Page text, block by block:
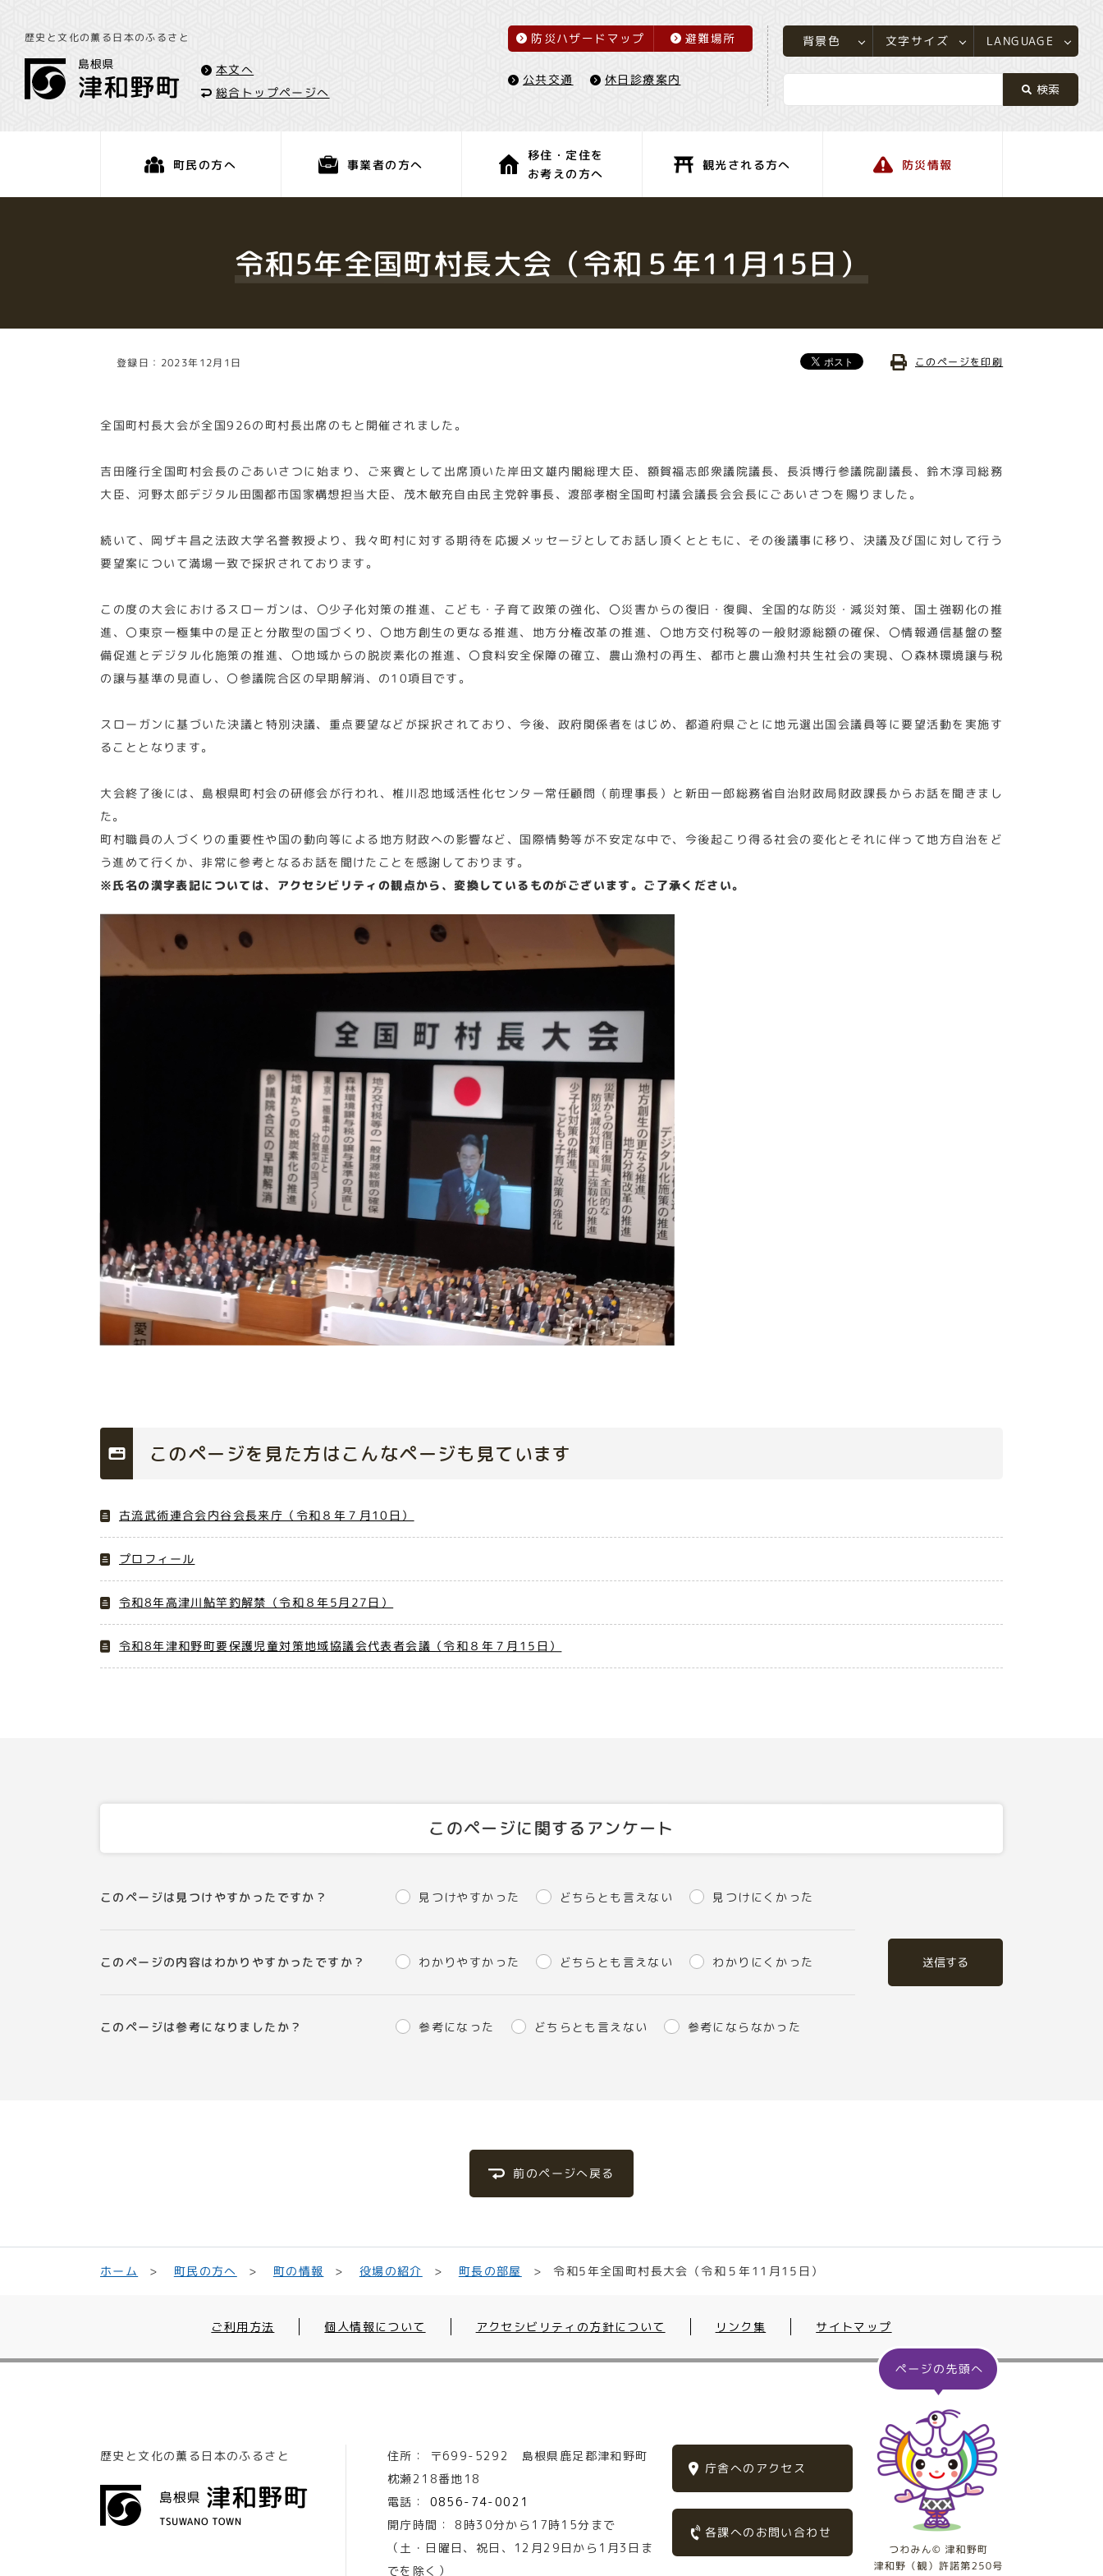
歴史と文化の薫る日本のふるさと
本文へ
総合トップページへ
防災ハザードマップ 避難場所
公共交通 休日診療案内
背景色 文字サイズ LANGUAGE
町民の方へ 事業者の方へ
移住・定住を
お考えの方へ
観光される方へ 防災情報
令和5年全国町村長大会（令和５年11月15日）
登録日：2023年12月1日 このページを印刷
全国町村長大会が全国926の町村長出席のもと開催されました。
吉田隆行全国町村会長のごあいさつに始まり、ご来賓として出席頂いた岸田文雄内閣総理大臣、額賀福志郎衆議院議長、長浜博行参議院副議長、鈴木淳司総務
大臣、河野太郎デジタル田園都市国家構想担当大臣、茂木敏充自由民主党幹事長、渡部孝樹全国町村議会議長会会長にごあいさつを賜りました。
続いて、岡ザキ昌之法政大学名誉教授より、我々町村に対する期待を応援メッセージとしてお話し頂くとともに、その後議事に移り、決議及び国に対して行う
要望案について満場一致で採択されております。
この度の大会におけるスローガンは、〇少子化対策の推進、こども・子育て政策の強化、〇災害からの復旧・復興、全国的な防災・減災対策、国土強靭化の推
進、〇東京一極集中の是正と分散型の国づくり、〇地方創生の更なる推進、地方分権改革の推進、〇地方交付税等の一般財源総額の確保、〇情報通信基盤の整
備促進とデジタル化施策の推進、〇地域からの脱炭素化の推進、〇食料安全保障の確立、農山漁村の再生、都市と農山漁村共生社会の実現、〇森林環境譲与税
の譲与基準の見直し、〇参議院合区の早期解消、の10項目です。
スローガンに基づいた決議と特別決議、重点要望などが採択されており、今後、政府関係者をはじめ、都道府県ごとに地元選出国会議員等に要望活動を実施す
ることとなります。
大会終了後には、島根県町村会の研修会が行われ、椎川忍地域活性化センター常任顧問（前理事長）と新田一郎総務省自治財政局財政課長からお話を聞きまし
た。
町村職員の人づくりの重要性や国の動向等による地方財政への影響など、国際情勢等が不安定な中で、今後起こり得る社会の変化とそれに伴って地方自治をど
う進めて行くか、非常に参考となるお話を聞けたことを感謝しております。
※氏名の漢字表記については、アクセシビリティの観点から、変換しているものがございます。ご了承ください。
このページを見た方はこんなページも見ています
古流武術連合会内谷会長来庁（令和８年７月10日）
プロフィール
令和8年高津川鮎竿釣解禁（令和８年5月27日）
令和8年津和野町要保護児童対策地域協議会代表者会議（令和８年７月15日）
このページに関するアンケート
このページは見つけやすかったですか？ 見つけやすかった どちらとも言えない 見つけにくかった
このページの内容はわかりやすかったですか？ わかりやすかった どちらとも言えない わかりにくかった
このページは参考になりましたか？ 参考になった どちらとも言えない 参考にならなかった
送信する
前のページへ戻る
ホーム 町民の方へ 町の情報 役場の紹介 町長の部屋 令和5年全国町村長大会（令和５年11月15日）
ご利用方法 個人情報について アクセシビリティの方針について リンク集 サイトマップ
歴史と文化の薫る日本のふるさと 住所： 〒699-5292 島根県鹿足郡津和野町
枕瀬218番地18
電話：
0856-74-0021
開庁時間：
8時30分から17時15分まで
（土・日曜日、祝日、12月29日から1月3日ま
でを除く）
庁舎へのアクセス
各課へのお問い合わせ